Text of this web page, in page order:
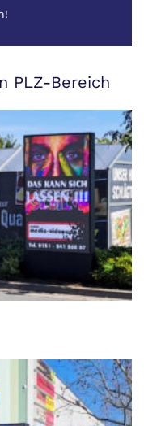
PLZ-Bereich